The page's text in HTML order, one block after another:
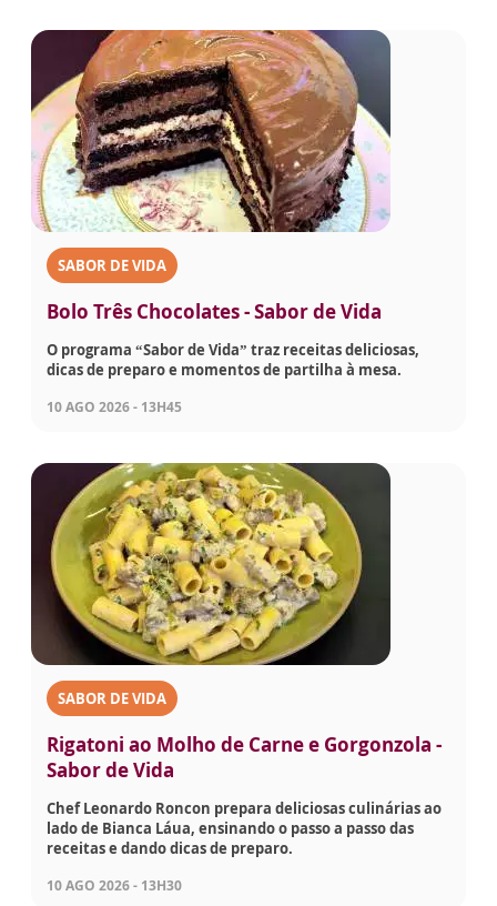
SABOR DE VIDA
Bolo Três Chocolates - Sabor de Vida
O programa “Sabor de Vida” traz receitas deliciosas,
dicas de preparo e momentos de partilha à mesa.
10 AGO 2026 - 13H45
SABOR DE VIDA
Rigatoni ao Molho de Carne e Gorgonzola -
Sabor de Vida
Chef Leonardo Roncon prepara deliciosas culinárias ao
lado de Bianca Láua, ensinando o passo a passo das
receitas e dando dicas de preparo.
10 AGO 2026 - 13H30